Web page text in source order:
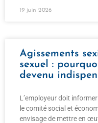
19 juin 2026
Agissements
sexuel :
devenu
L’employeur doit
le comité social et
envisage de mettre en